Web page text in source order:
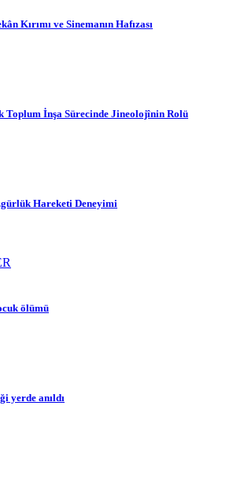
Kırımı ve Sinemanın Hafızası
Toplum İnşa Sürecinde Jineolojînin Rolü
Hareketi Deneyimi
ölümü
yerde anıldı